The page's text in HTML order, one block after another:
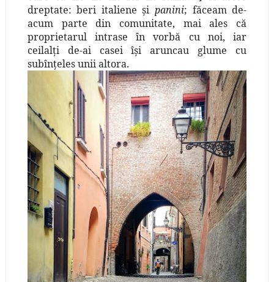
dreptate: beri italiene şipanini; făceam de-
acum parte din comunitate, mai ales că
proprietarul intrase în vorbă cu noi, iar
ceilalţi de-ai casei îşi aruncau glume cu
subînţeles unii altora.